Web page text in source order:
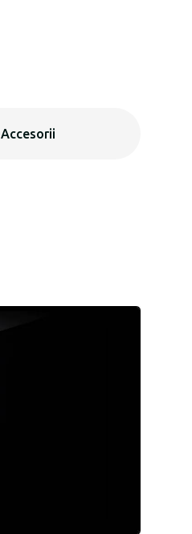
Accesorii